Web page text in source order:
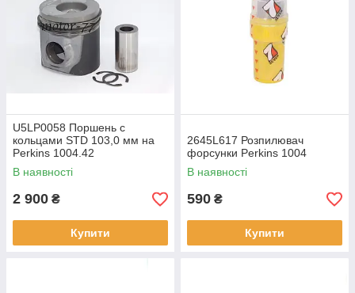
U5LP0058 Поршень с
кольцами STD 103,0 мм на
Perkins 1004.42
В наявності
2 900 ₴
Купити
2645L617 Розпилювач
форсунки Perkins 1004
В наявності
590 ₴
Купити